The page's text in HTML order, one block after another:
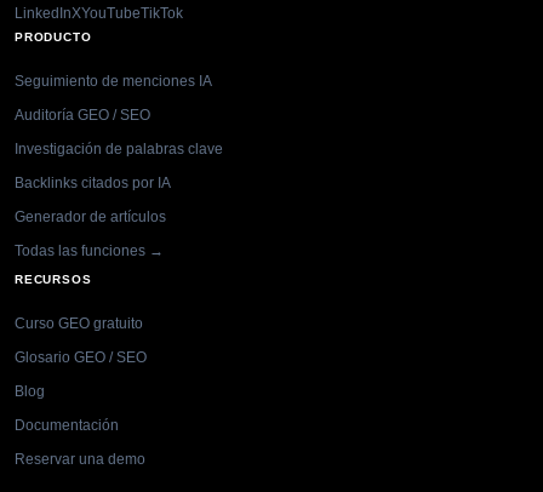
LinkedInXYouTubeTikTok
PRODUCTO
Seguimiento de menciones IA
Auditoría GEO / SEO
Investigación de palabras clave
Backlinks citados por IA
Generador de artículos
Todas las funciones →
RECURSOS
Curso GEO gratuito
Glosario GEO / SEO
Blog
Documentación
Reservar una demo